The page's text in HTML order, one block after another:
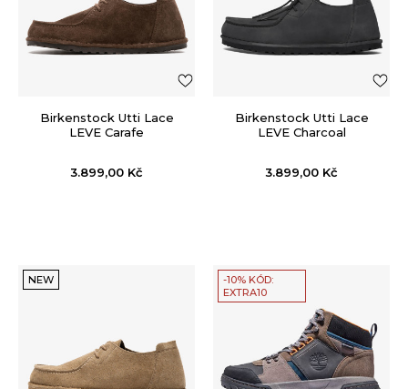
Birkenstock Utti Lace
LEVE Carafe
3.899,00 Kč
Birkenstock Utti Lace
LEVE Charcoal
3.899,00 Kč
NEW
-10% KÓD:
EXTRA10